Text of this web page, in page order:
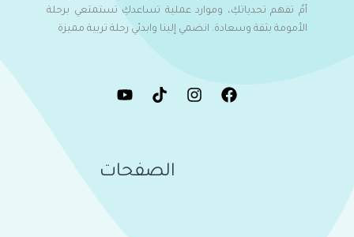
أمٌ تفهم تحدياتكِ، وموارد عملية تساعدكِ تستمتعي برحلة
الأمومة بثقة وسعادة. انضمي إلينا وابدئي رحلة تربية مميزة
الصفحات